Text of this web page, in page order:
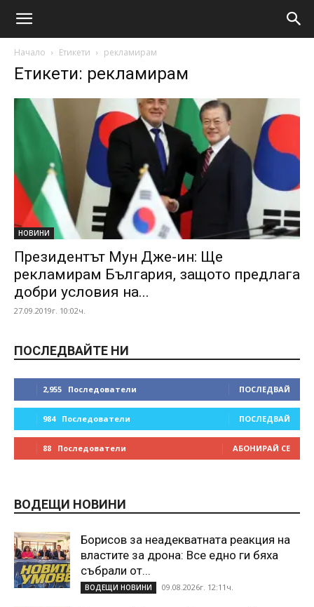
Начало Етикети рекламирам
Етикети: рекламирам
НОВИНИ
Президентът Мун Дже-ин: Ще
рекламирам България, защото предлага
добри условия на...
27.09.2019г. 10:02ч.
ПОСЛЕДВАЙТЕ НИ
2,955 Последователи ПОСЛЕДВАЙ
984 Последователи ПОСЛЕДВАЙ
88 Последователи АБОНИРАЙ СЕ
ВОДЕЩИ НОВИНИ
Борисов за неадекватната реакция на
властите за дрона: Все едно ги бяха
събрали от...
ВОДЕЩИ НОВИНИ 09.08.2026г. 12:11ч.